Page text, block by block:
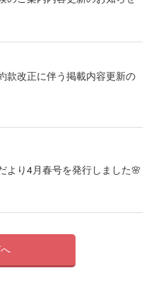
款改正に伴う掲載内容更新の
より4月春号を発行しました🌸